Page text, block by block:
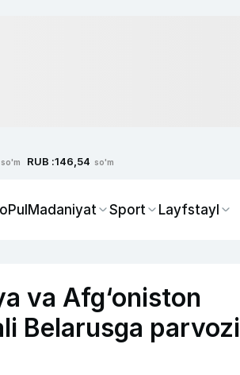
so'm RUB :146,54 so'm
PulMadaniyat Sport Layfstayl
va Afg‘oniston
Belarusga parvozi